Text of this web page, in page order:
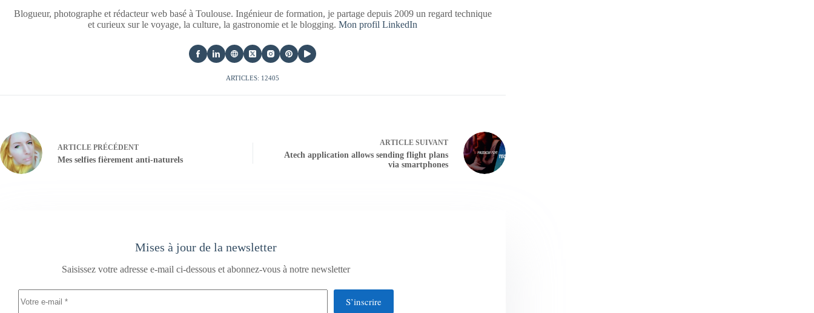
Blogueur, photographe et rédacteur web basé à Toulouse. Ingénieur de formation, je partage depuis 2009 un regard technique
et curieux sur le voyage, la culture, la gastronomie et le blogging.Mon profil LinkedIn
ARTICLES: 12405
ARTICLE PRÉCÉDENT
Mes selfies fièrement anti-naturels
ARTICLESUIVANT
Atech application allows sending flight plans
via smartphones
Mises à jour de la newsletter
Saisissez votre adresse e-mail ci-dessous et abonnez-vous à notre newsletter
S’inscrire